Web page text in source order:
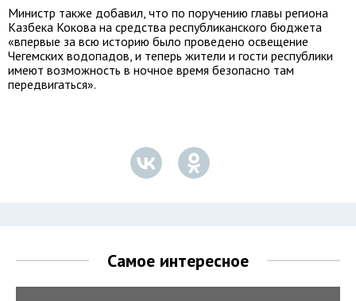
Министр также добавил, что по поручению главы региона
Казбека Кокова на средства республиканского бюджета
«впервые за всю историю было проведено освещение
Чегемских водопадов, и теперь жители и гости республики
имеют возможность в ночное время безопасно там
передвигаться».
Самое интересное